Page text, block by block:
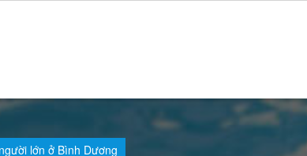
lớn ở Bình Dương